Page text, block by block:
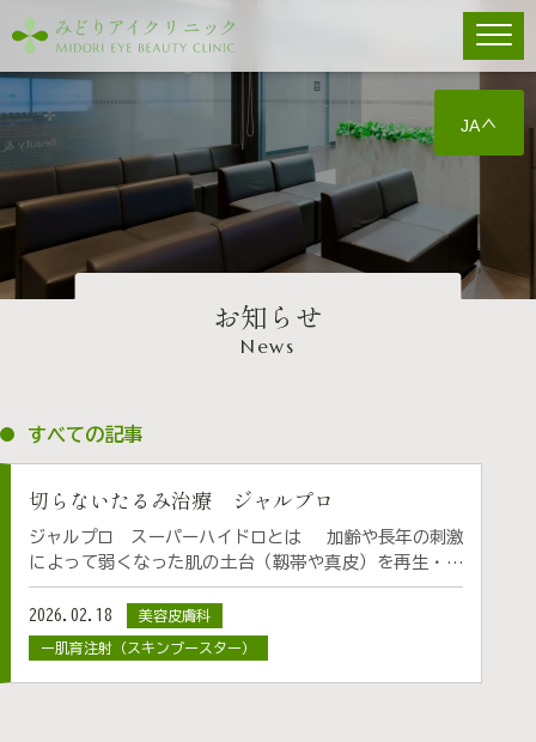
お知らせ
News
すべての記事
切らないたるみ治療 ジャルプロ
ジャルプロ スーパーハイドロとは 加齢や長年の刺激
によって弱くなった肌の土台（靱帯や真皮）を再生・強
化することを目的とした注入治療です。 7種類のアミノ
酸、3種の成長因子ペプチド、2種類の非架橋のヒアルロ
ン酸がバランスよく配合されており、肌の深部からハ
リ・弾力・引き締まりをサポートします。 自然なリ
フトアップ効果 ジャルプロ スーパーハイドロは、今
2026.02.18 美容皮膚科
ー肌育注射（スキンブースター）
JA